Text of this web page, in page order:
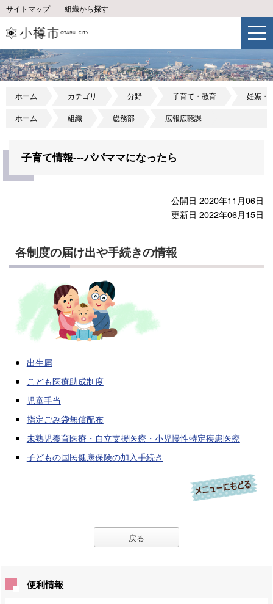
サイトマップ 組織から探す
ホーム カテゴリ 分野 子育て・教育 妊娠・
ホーム 組織 総務部 広報広聴課
子育て情報---パパママになったら
公開日 2020年11月06日
更新日 2022年06月15日
各制度の届け出や手続きの情報
出生届
こども医療助成制度
児童手当
指定ごみ袋無償配布
未熟児養育医療・自立支援医療・小児慢性特定疾患医療
子どもの国民健康保険の加入手続き
戻る
便利情報